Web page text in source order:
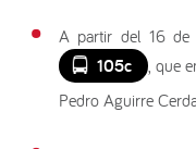
A partir del 16 de
105c
, que
Pedro Aguirre